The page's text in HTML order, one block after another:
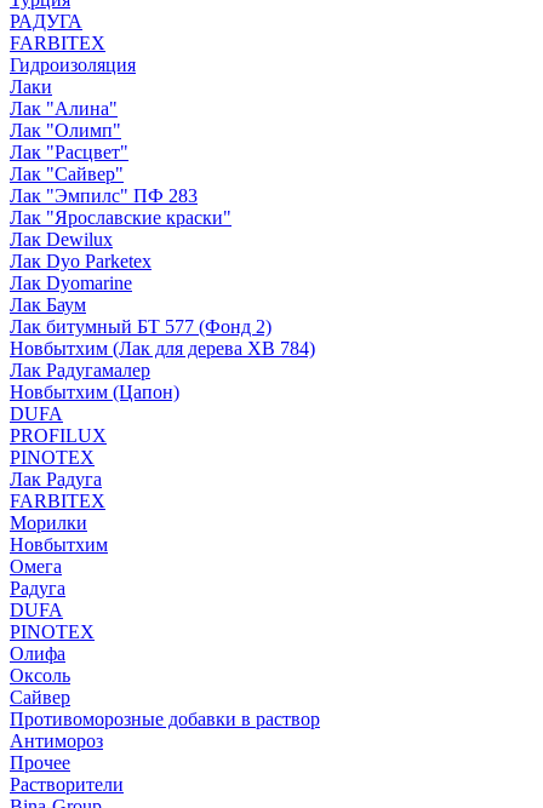
РАДУГА
FARBITEX
Гидроизоляция
Лаки
Лак "Алина"
Лак "Олимп"
Лак "Расцвет"
Лак "Сайвер"
Лак "Эмпилс" ПФ 283
Лак "Ярославские краски"
Лак Dewilux
Лак Dyo Parketex
Лак Dyomarine
Лак Баум
Лак битумный БТ 577 (Фонд 2)
Новбытхим (Лак для дерева ХВ 784)
Лак Радугамалер
Новбытхим (Цапон)
DUFA
PROFILUX
PINOTEX
Лак Радуга
FARBITEX
Морилки
Новбытхим
Омега
Радуга
DUFA
PINOTEX
Олифа
Оксоль
Сайвер
Противоморозные добавки в раствор
Антимороз
Прочее
Растворители